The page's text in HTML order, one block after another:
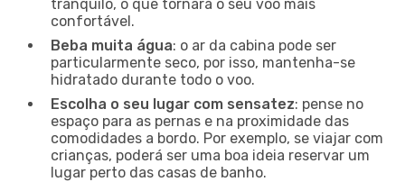
tranquilo, o que tornará o seu voo mais
confortável.
Beba muita água: o ar da cabina pode ser
particularmente seco, por isso, mantenha-se
hidratado durante todo o voo.
Escolha o seu lugar com sensatez: pense no
espaço para as pernas e na proximidade das
comodidades a bordo. Por exemplo, se viajar com
crianças, poderá ser uma boa ideia reservar um
lugar perto das casas de banho.